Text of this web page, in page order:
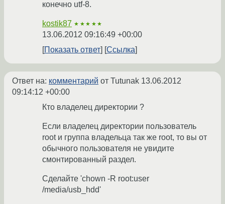
конечно utf-8.
kostik87 ★★★★★
13.06.2012 09:16:49 +00:00
Показать ответ
Ссылка
Ответ на: комментарий от Tutunak 13.06.2012
09:14:12 +00:00
Кто владелец директории ?
Если владелец директории пользователь
root и группа владельца так же root, то вы от
обычного пользователя не увидите
смонтированный раздел.
Сделайте 'chown -R root:user
/media/usb_hdd'